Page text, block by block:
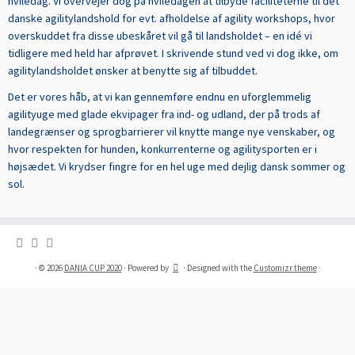
danske agilitylandshold for evt. afholdelse af agility workshops, hvor
overskuddet fra disse ubeskåret vil gå til landsholdet – en idé vi
tidligere med held har afprøvet. I skrivende stund ved vi dog ikke, om
agilitylandsholdet ønsker at benytte sig af tilbuddet.
Det er vores håb, at vi kan gennemføre endnu en uforglemmelig
agilityuge med glade ekvipager fra ind- og udland, der på trods af
landegrænser og sprogbarrierer vil knytte mange nye venskaber, og
hvor respekten for hunden, konkurrenterne og agilitysporten er i
højsædet. Vi krydser fingre for en hel uge med dejlig dansk sommer og
sol.
· © 2026 DANIA CUP 2020· Powered by · Designed with the Customizr theme·